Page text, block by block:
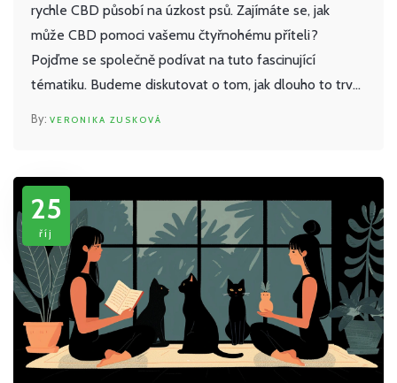
rychle CBD působí na úzkost psů. Zajímáte se, jak
může CBD pomoci vašemu čtyřnohému příteli?
Pojďme se společně podívat na tuto fascinující
tématiku. Budeme diskutovat o tom, jak dlouho to trvá,
VERONIKA ZUSKOVÁ
25
říj